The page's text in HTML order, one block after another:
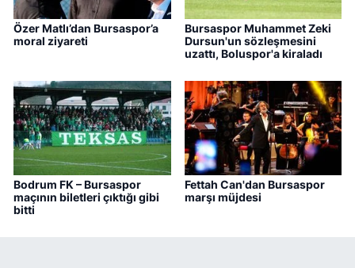
Özer Matlı’dan Bursaspor’a
moral ziyareti
Bursaspor Muhammet Zeki
Dursun'un sözleşmesini
uzattı, Boluspor'a kiraladı
Bodrum FK – Bursaspor
maçının biletleri çıktığı gibi
bitti
Fettah Can'dan Bursaspor
marşı müjdesi